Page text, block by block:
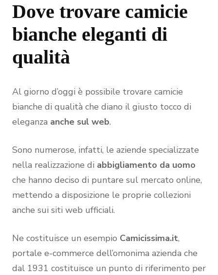
Dove trovare camicie
bianche eleganti di
qualità
Al giorno d’oggi è possibile trovare camicie
bianche di qualità che diano il giusto tocco di
eleganza anche sul web.
Sono numerose, infatti, le aziende specializzate
nella realizzazione di abbigliamento da uomo
che hanno deciso di puntare sul mercato online,
mettendo a disposizione le proprie collezioni
anche sui siti web ufficiali.
Ne costituisce un esempio Camicissima.it,
portale e-commerce dell’omonima azienda che
dal 1931 costituisce un punto di riferimento per